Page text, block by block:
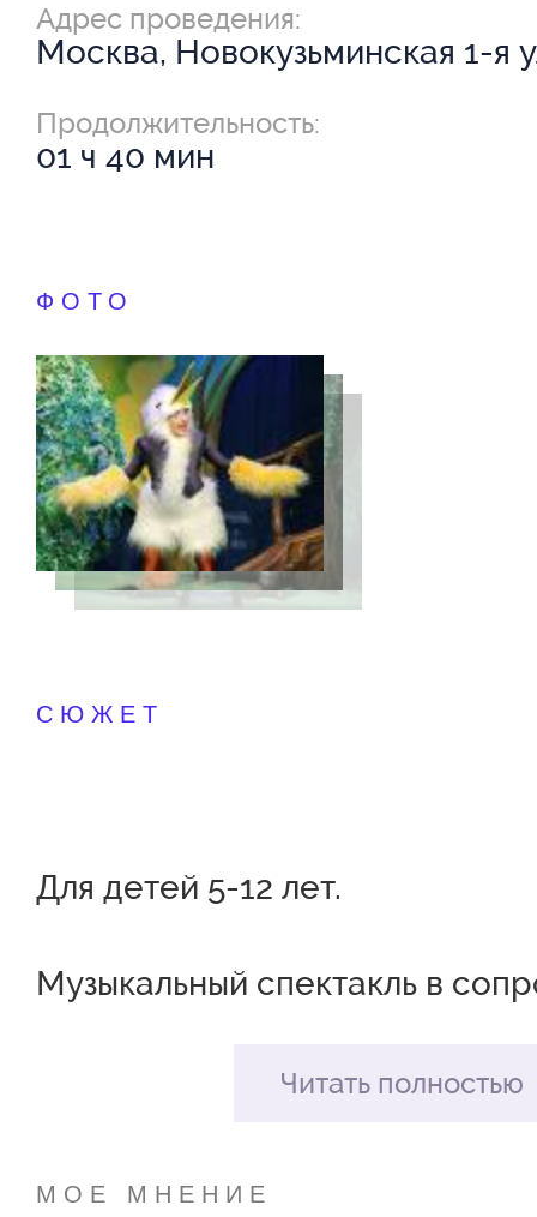
Адрес проведения:
Москва, Новокузьминская 1-я
Продолжительность:
01 ч 40 мин
ФОТО
СЮЖЕТ
Для детей 5-12 лет.
Музыкальный спектакль в
Крылова. Знаем, как хитрая
Читать полностью
МОЕ МНЕНИЕ